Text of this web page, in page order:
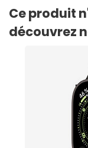
Ce produit
découvrez